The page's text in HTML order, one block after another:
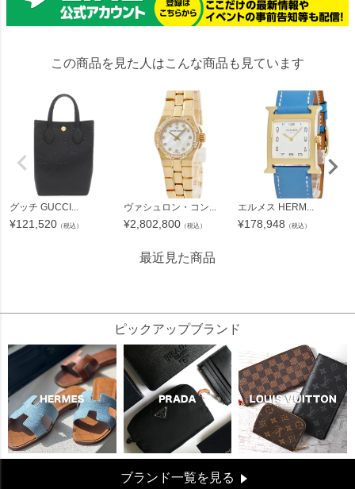
この商品を見た人はこんな商品も見ています
グッチ GUCCI...
¥121,520 （税込）
ヴァシュロン・コン...
¥2,802,800 （税込）
エルメス HERM...
¥178,948 （税込）
最近見た商品
ピックアップブランド
ブランド一覧を見る